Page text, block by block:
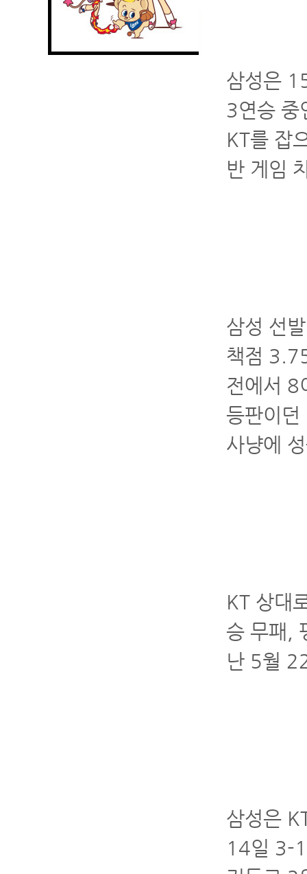
삼성은
3연승 중
KT를 잡
반 게임
삼성 선
책점
전에서 8
등판이
사냥에
KT 상대
승 무패,
난 5월
삼성은
14일 3-